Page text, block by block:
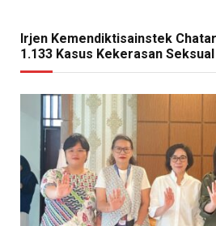
Irjen Kemendiktisainstek
1.133 Kasus Kekerasan Seksual